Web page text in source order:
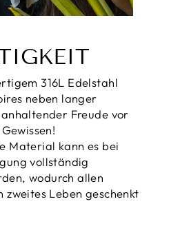
316L Edelstahl
neben langer
Freude vor
Material kann es bei
vollständig
wodurch allen
zweites Leben geschenkt